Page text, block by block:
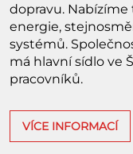
dopravu.
energie,
systémů.
má hlavní sídlo ve
pracovníků.
VÍCE INFORMACÍ